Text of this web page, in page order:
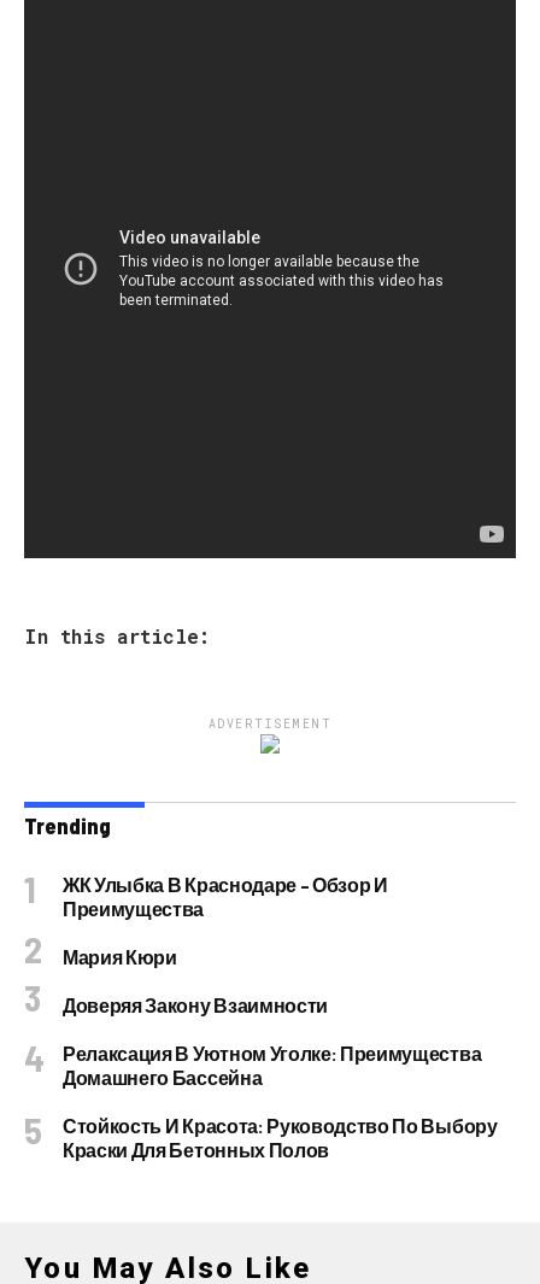
In this article:
ADVERTISEMENT
Trending
ЖК Улыбка В Краснодаре – Обзор И
Преимущества
Мария Кюри
Доверяя Закону Взаимности
Релаксация В Уютном Уголке: Преимущества
Домашнего Бассейна
Стойкость И Красота: Руководство По Выбору
Краски Для Бетонных Полов
You May Also Like